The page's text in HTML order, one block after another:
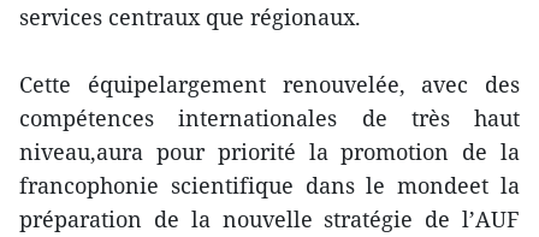
services centraux que régionaux.
Cette équipelargement renouvelée, avec des
compétences internationales de très haut
niveau,aura pour priorité la promotion de la
francophonie scientifique dans le mondeet la
préparation de la nouvelle stratégie de l’AUF